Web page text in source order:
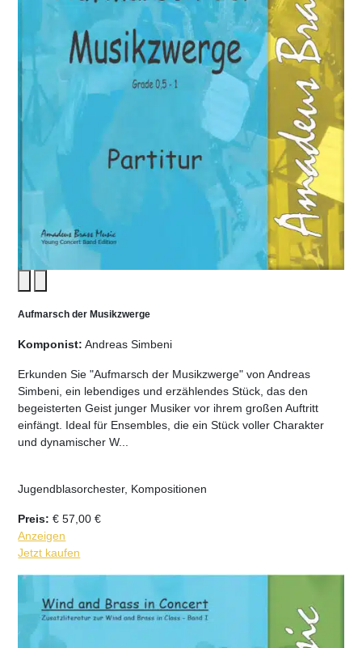
Aufmarsch der Musikzwerge
Komponist: Andreas Simbeni
Erkunden Sie "Aufmarsch der Musikzwerge" von Andreas
Simbeni, ein lebendiges und erzählendes Stück, das den
begeisterten Geist junger Musiker vor ihrem großen Auftritt
einfängt. Ideal für Ensembles, die ein Stück voller Charakter
und dynamischer W...
Jugendblasorchester, Kompositionen
Preis: € 57,00 €
Anzeigen
Jetzt kaufen